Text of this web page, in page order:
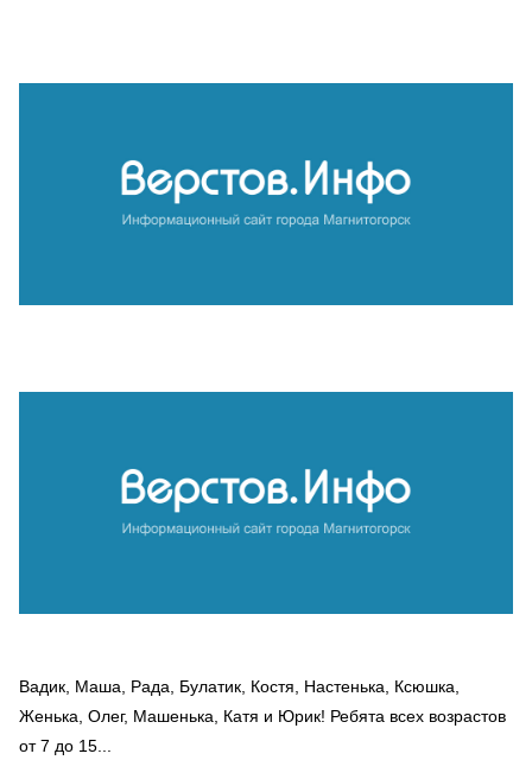
Вадик, Маша, Рада, Булатик, Костя, Настенька, Ксюшка,
Женька, Олег, Машенька, Катя и Юрик! Ребята всех возрастов
от 7 до 15...